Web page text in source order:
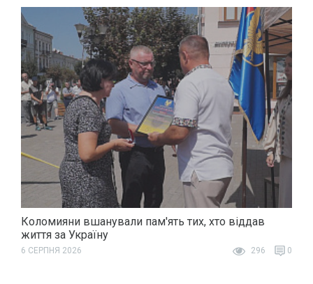
Коломияни вшанували пам'ять тих, хто віддав
життя за Україну
6 СЕРПНЯ 2026 296 0